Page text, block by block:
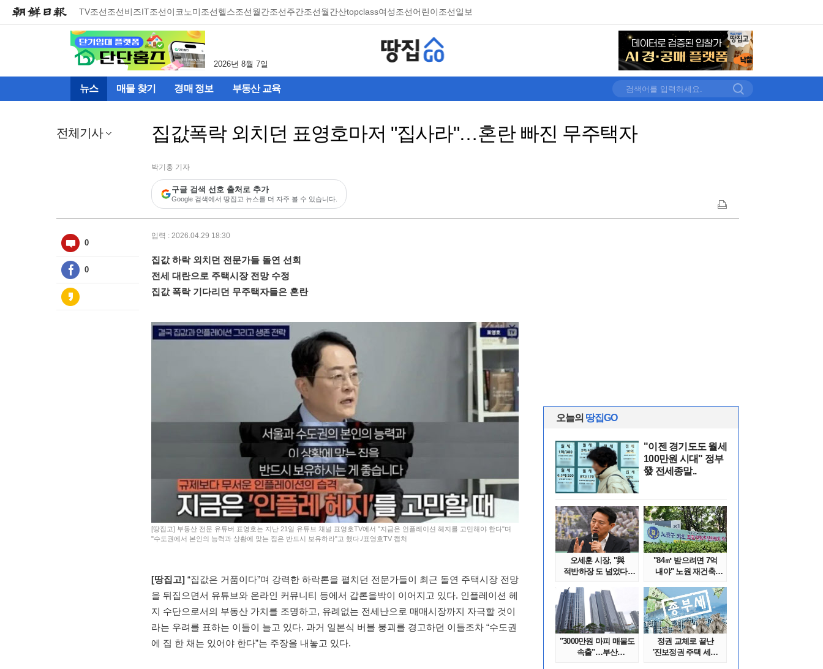
TV조선조선비즈IT조선이코노미조선헬스조선월간조선주간조선월간산topclass여성조선어린이조선일보
2026년 8월 7일
뉴스 매물 찾기 경매 정보 부동산 교육
전체기사 집값폭락 외치던 표영호마저 "집사라"…혼란 빠진 무주택자
박기홍 기자
구글 검색 선호 출처로 추가
Google 검색에서 땅집고 뉴스를 더 자주 볼 수 있습니다.
0
0
입력 : 2026.04.29 18:30
집값 하락 외치던 전문가들 돌연 선회
전세 대란으로 주택시장 전망 수정
집값 폭락 기다리던 무주택자들은 혼란
[땅집고] 부동산 전문 유튜버 표영호는 지난 21일 유튜브 채널 표영호TV에서 "지금은 인플레이션 헤지를 고민해야 한다"며
"수도권에서 본인의 능력과 상황에 맞는 집은 반드시 보유하라"고 했다./표영호TV 캡처
[땅집고] “집값은 거품이다”며 강력한 하락론을 펼치던 전문가들이 최근 돌연 주택시장 전망
을 뒤집으면서 유튜브와 온라인 커뮤니티 등에서 갑론을박이 이어지고 있다. 인플레이션 헤
지 수단으로서의 부동산 가치를 조명하고, 유례없는 전세난으로 매매시장까지 자극할 것이
라는 우려를 표하는 이들이 늘고 있다. 과거 일본식 버블 붕괴를 경고하던 이들조차 “수도권
에 집 한 채는 있어야 한다”는 주장을 내놓고 있다.
오늘의 땅집GO
"이젠 경기도도 월세
100만원 시대" 정부
發 전세종말..
오세훈 시장, "與
적반하장 도 넘었다"
"84㎡ 받으려면 7억
내야" 노원 재건축
"3000만원 마피 매물도
속출"…부산
정권 교체로 끝난
'진보정권 주택 세금